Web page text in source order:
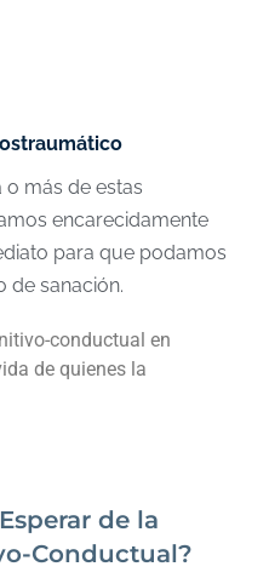
o más de estas
encarecidamente
para que podamos
de sanación.
conductual en
de quienes la
de la
Conductual?